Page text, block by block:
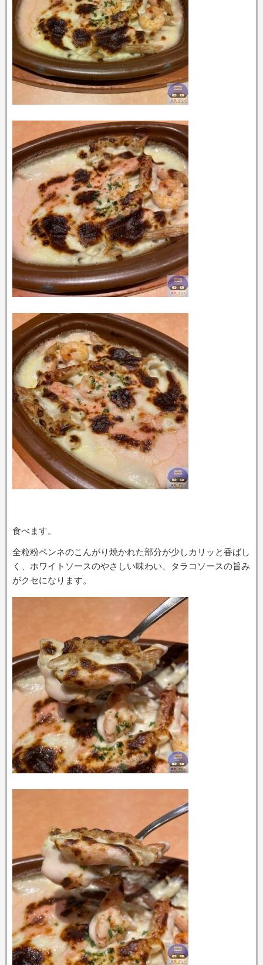
食べます。
全粒粉ペンネのこんがり焼かれた部分が少しカリッと香ばし
く、ホワイトソースのやさしい味わい、タラコソースの旨み
がクセになります。